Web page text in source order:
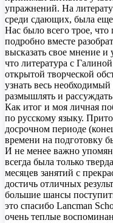
упражнений. На
среди сдающих, была еще
Нас было всего трое,
подробно вместе
высказать свое мнение
что литература с
открытой творческой
узнать весь
размышлять и
Как итог и моя личная
по русскому языку.
досрочном периоде
времени на подготовку
И не менее важно
всегда была только
месяцев занятий с
достичь отличных
большие шансы
это спасибо Lancman
очень теплые